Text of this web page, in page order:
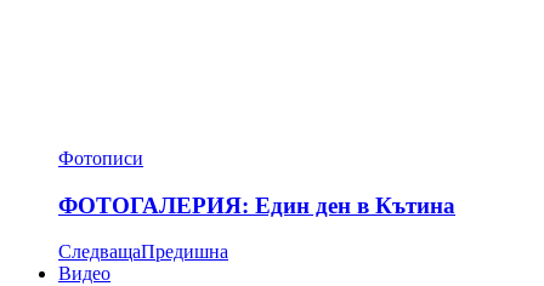
Фотописи
ФОТОГАЛЕРИЯ: Един ден в Кътина
СледващаПредишна
Видео